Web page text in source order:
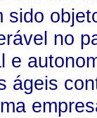
sido
no
e
ágeis